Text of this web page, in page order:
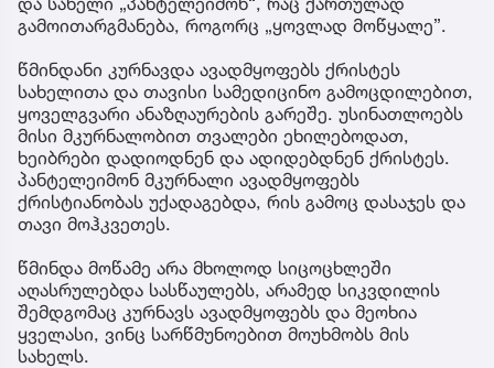
გამოითარგმანება, როგორც „ყოვლად მოწყალე”.
წმინდანი კურნავდა ავადმყოფებს ქრისტეს
სახელითა და თავისი სამედიცინო გამოცდილებით,
ყოველგვარი ანაზღაურების გარეშე. უსინათლოებს
მისი მკურნალობით თვალები ეხილებოდათ,
ხეიბრები დადიოდნენ და ადიდებდნენ ქრისტეს.
პანტელეიმონ მკურნალი ავადმყოფებს
ქრისტიანობას უქადაგებდა, რის გამოც დასაჯეს და
თავი მოჰკვეთეს.
წმინდა მოწამე არა მხოლოდ სიცოცხლეში
აღასრულებდა სასწაულებს, არამედ სიკვდილის
შემდგომაც კურნავს ავადმყოფებს და მეოხია
ყველასი, ვინც სარწმუნოებით მოუხმობს მის
სახელს.